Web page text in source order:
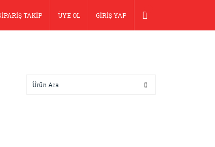
TAKİP ÜYE OL GİRİŞ YAP